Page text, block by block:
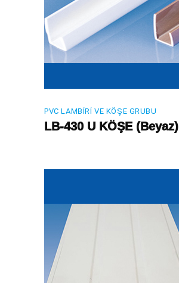
PVC LAMBIRI VE KÖŞE GRUBU
LB-430 U KÖŞE (Beyaz)